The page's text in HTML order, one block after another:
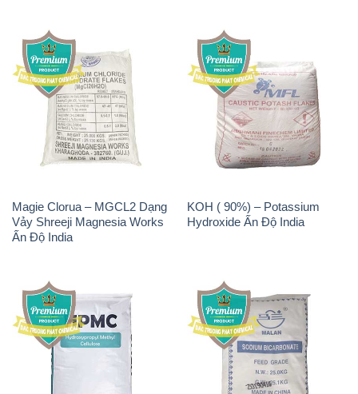
Magie Clorua – MGCL2 Dạng
Vảy Shreeji Magnesia Works
Ấn Độ India
KOH ( 90%) – Potassium
Hydroxide Ấn Độ India